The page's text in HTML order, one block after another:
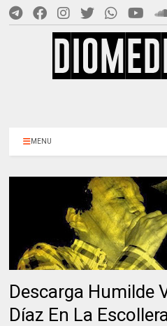
MENU
Descarga Humilde
Díaz En La